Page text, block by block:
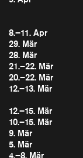
8.–11. Apr
29. Mär
28. Mär
21.–22. Mär
20.–22. Mär
12.–13. Mär
12.–15. Mär
10.–15. Mär
9. Mär
5. Mär
4.–8. Mär